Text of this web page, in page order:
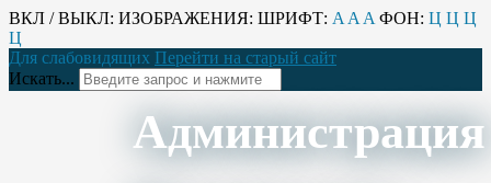
ВКЛ / ВЫКЛ: ИЗОБРАЖЕНИЯ: ШРИФТ: A A A ФОН: Ц Ц Ц
Ц
Для слабовидящих Перейти на старый сайт
Искать...
Администрация